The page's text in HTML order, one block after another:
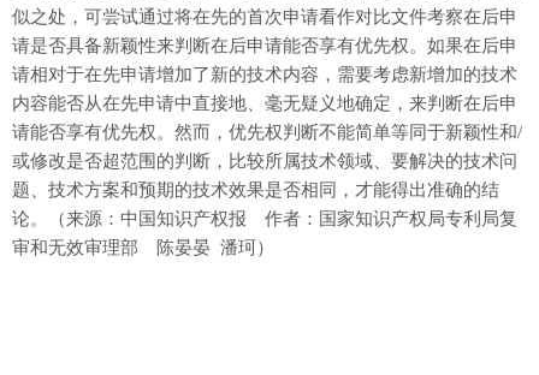
似之处，可尝试通过将在先的首次申请看作对比文件考察在后申
请是否具备新颖性来判断在后申请能否享有优先权。如果在后申
请相对于在先申请增加了新的技术内容，需要考虑新增加的技术
内容能否从在先申请中直接地、毫无疑义地确定，来判断在后申
请能否享有优先权。然而，优先权判断不能简单等同于新颖性和/
或修改是否超范围的判断，比较所属技术领域、要解决的技术问
题、技术方案和预期的技术效果是否相同，才能得出准确的结
论。（来源：中国知识产权报 作者：国家知识产权局专利局复
审和无效审理部 陈晏晏 潘珂）